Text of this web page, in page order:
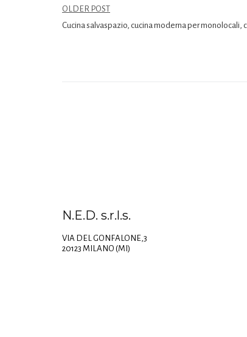
OLDER POST
Cucina salvaspazio, cucina moderna per monolocali,
N.E.D. s.r.l.s.
VIA DEL GONFALONE,3
20123 MILANO (MI)